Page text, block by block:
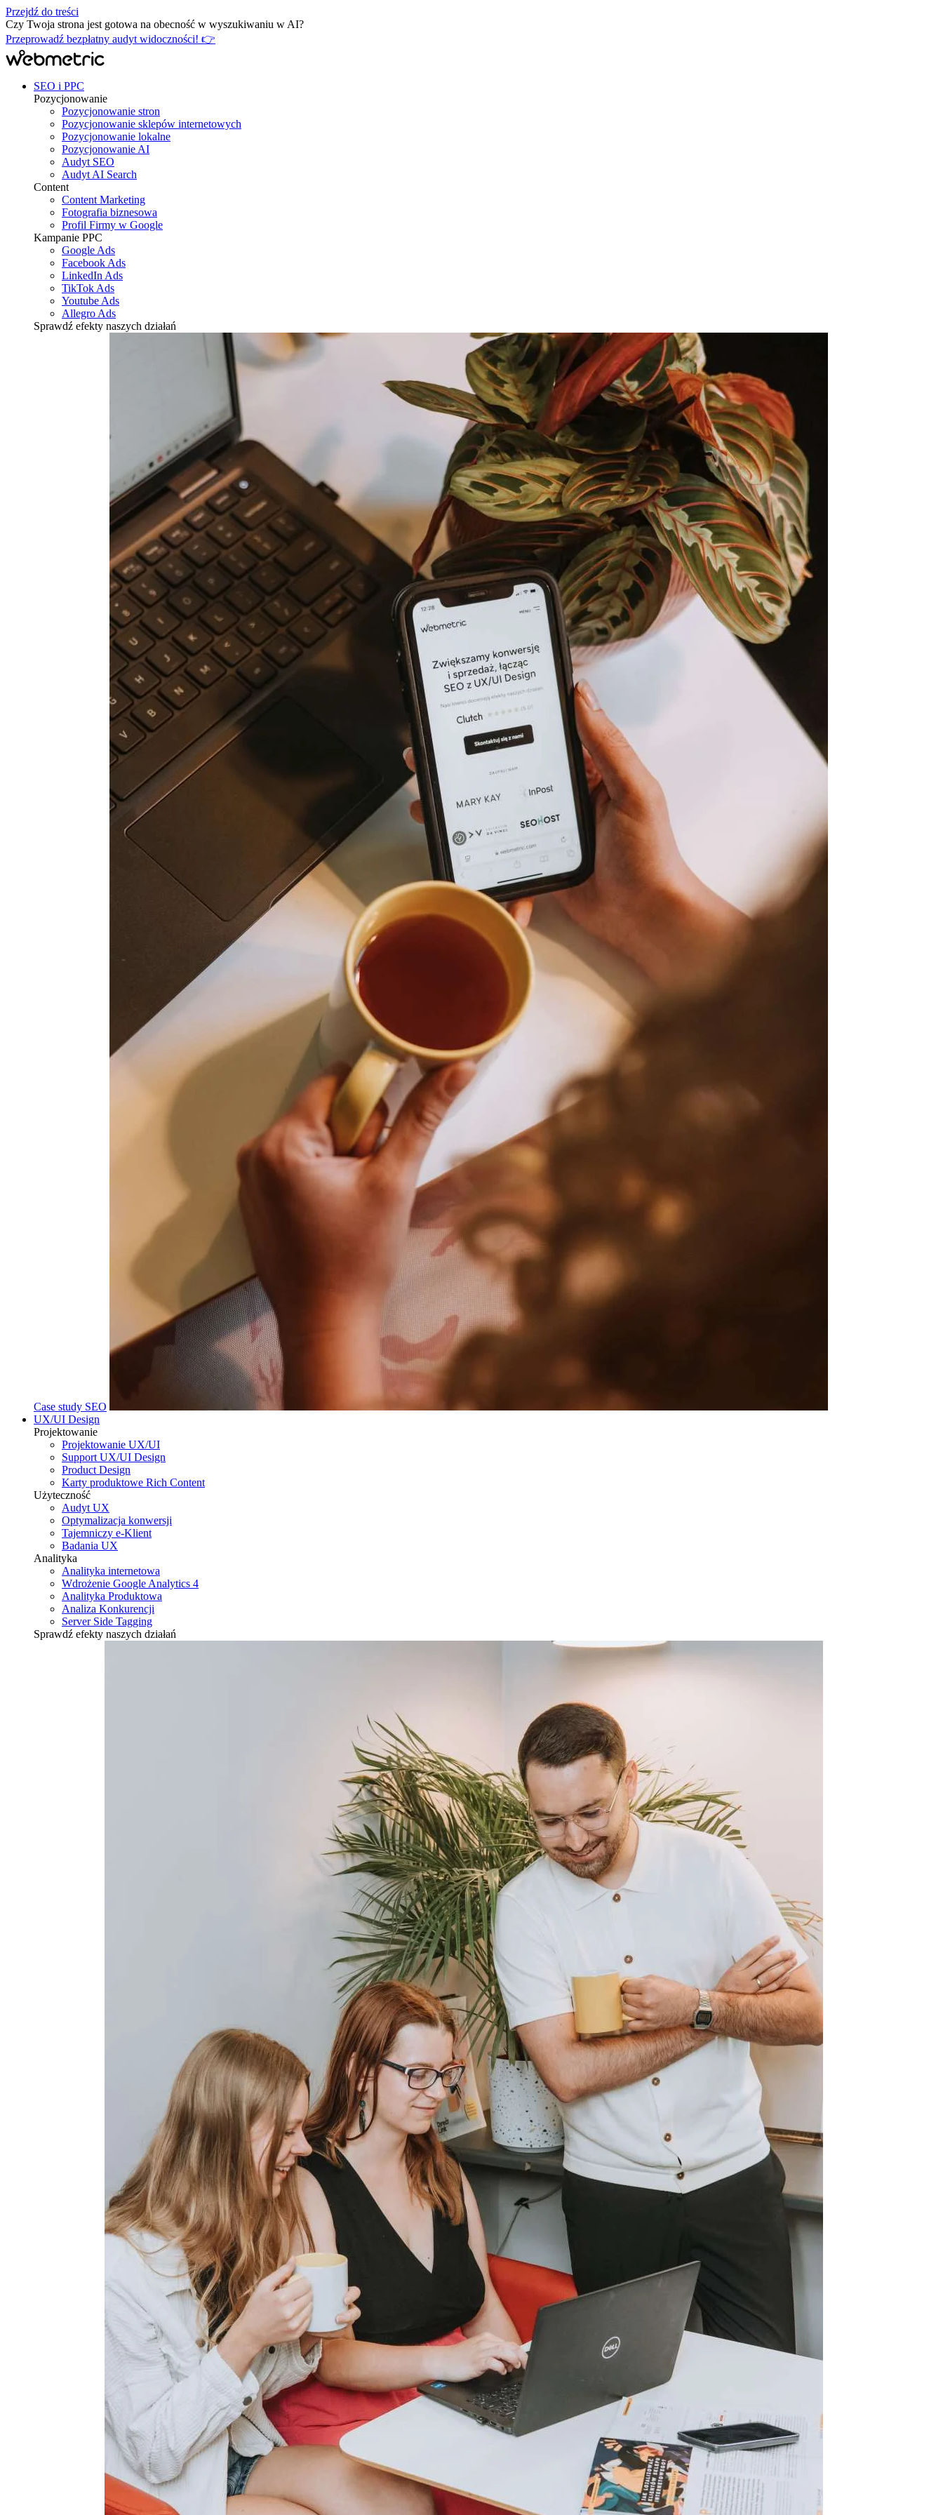
Przejdź do treści
Czy Twoja strona jest gotowa na obecność w wyszukiwaniu w AI?
Przeprowadź bezpłatny audyt widoczności! 👉
SEO i PPC
Pozycjonowanie
Pozycjonowanie stron
Pozycjonowanie sklepów internetowych
Pozycjonowanie lokalne
Pozycjonowanie AI
Audyt SEO
Audyt AI Search
Content
Content Marketing
Fotografia biznesowa
Profil Firmy w Google
Kampanie PPC
Google Ads
Facebook Ads
LinkedIn Ads
TikTok Ads
Youtube Ads
Allegro Ads
Sprawdź efekty naszych działań
Case study SEO
UX/UI Design
Projektowanie
Projektowanie UX/UI
Support UX/UI Design
Product Design
Karty produktowe Rich Content
Użyteczność
Audyt UX
Optymalizacja konwersji
Tajemniczy e-Klient
Badania UX
Analityka
Analityka internetowa
Wdrożenie Google Analytics 4
Analityka Produktowa
Analiza Konkurencji
Server Side Tagging
Sprawdź efekty naszych działań